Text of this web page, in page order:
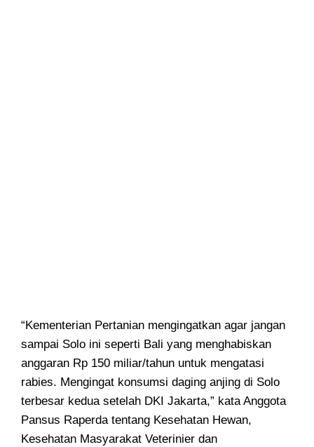
“Kementerian Pertanian mengingatkan agar jangan
sampai Solo ini seperti Bali yang menghabiskan
anggaran Rp 150 miliar/tahun untuk mengatasi
rabies. Mengingat konsumsi daging anjing di Solo
terbesar kedua setelah DKI Jakarta,” kata Anggota
Pansus Raperda tentang Kesehatan Hewan,
Kesehatan Masyarakat Veterinier dan